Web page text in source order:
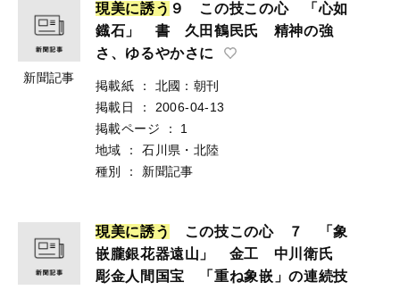
新聞記事
現美に誘う ９ この技この心 「心如
鐡石」 書 久田鶴民氏 精神の強
さ、ゆるやかさに
掲載紙 ：
北國：朝刊
掲載日
：
2006-04-13
掲載ページ
：
1
地域
：
石川県・北陸
種別
： 新聞記事
現美に誘う
この技この心 ７ 「象
嵌朧銀花器遠山」 金工 中川衛氏
彫金人間国宝 「重ね象嵌」の連続技